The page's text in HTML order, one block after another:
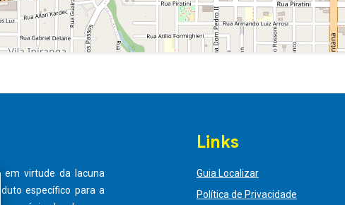
em virtude da lacuna
específico para a
Links
Guia Localizar
Política de Privacidade